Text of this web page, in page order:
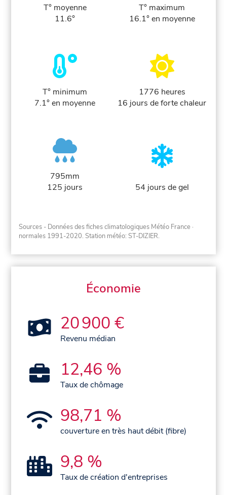
T° moyenne
11.6°
T° maximum
16.1° en moyenne
T° minimum
7.1° en moyenne
1776 heures
16 jours de forte chaleur
795mm
125 jours
54 jours de gel
Sources - Données des fiches climatologiques Météo France ·
normales 1991-2020. Station météo: ST-DIZIER.
Économie
20 900 €
Revenu médian
12,46 %
Taux de chômage
98,71 %
couverture en très haut débit (fibre)
9,8 %
Taux de création d'entreprises